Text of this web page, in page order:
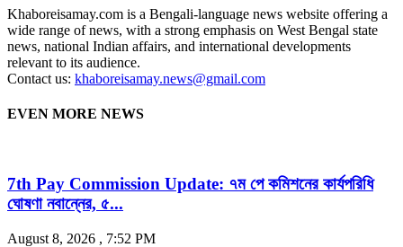
Khaboreisamay.com is a Bengali-language news website offering a
wide range of news, with a strong emphasis on West Bengal state
news, national Indian affairs, and international developments
relevant to its audience.
Contact us: khaboreisamay.news@gmail.com
EVEN MORE NEWS
7th Pay Commission Update: ৭ম পে কমিশনের কার্যপরিধি
ঘোষণা নবান্নের, ৫...
August 8, 2026 , 7:52 PM